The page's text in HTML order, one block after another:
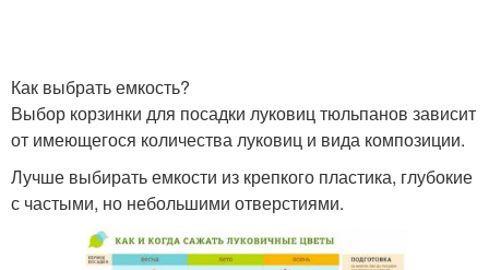
Как выбрать емкость?
Выбор корзинки для посадки луковиц тюльпанов зависит
от имеющегося количества луковиц и вида композиции.
Лучше выбирать емкости из крепкого пластика, глубокие
с частыми, но небольшими отверстиями.